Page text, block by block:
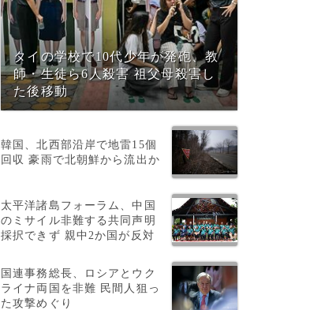
タイの学校で10代少年が発砲、教
師・生徒ら6人殺害 祖父母殺害し
た後移動
韓国、北西部沿岸で地雷15個
回収 豪雨で北朝鮮から流出か
太平洋諸島フォーラム、中国
のミサイル非難する共同声明
採択できず 親中2か国が反対
国連事務総長、ロシアとウク
ライナ両国を非難 民間人狙っ
た攻撃めぐり